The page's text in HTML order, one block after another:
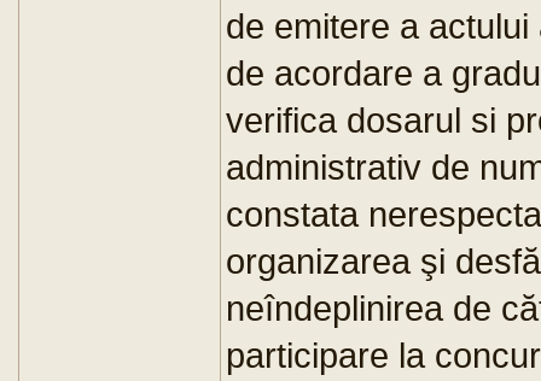
de emitere a
de acordare a
verifica dosarul si
administrativ de
constata
organizarea şi
neîndeplinirea de
participare la